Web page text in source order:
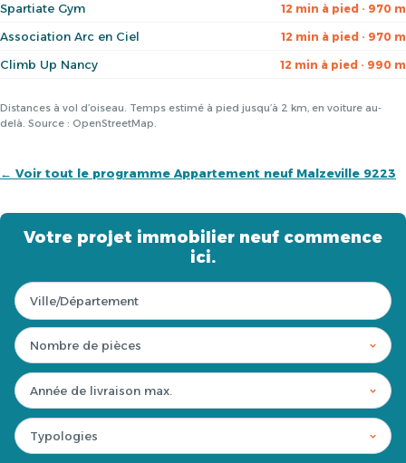
Spartiate Gym 12 min à pied · 970 m
Association Arc en Ciel 12 min à pied · 970 m
Climb Up Nancy 12 min à pied · 990 m
Distances à vol d’oiseau. Temps estimé à pied jusqu’à 2 km, en voiture au-
delà. Source : OpenStreetMap.
← Voir tout le programme Appartement neuf Malzeville 9223
Votre projet immobilier neuf commence
ici.